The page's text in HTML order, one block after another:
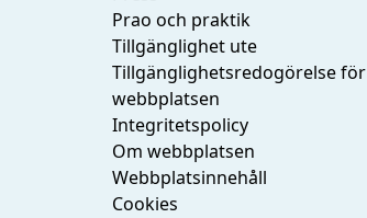
Prao och praktik
Tillgänglighet ute
Tillgänglighetsredogörelse för
webbplatsen
Integritetspolicy
Om webbplatsen
Webbplatsinnehåll
Cookies